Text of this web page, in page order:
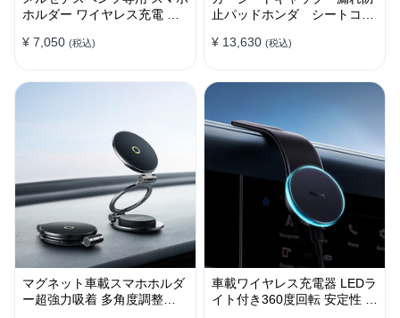
ホルダー ワイヤレス充電 吹
¥ 7,050 (税込)
止パッドホンダ シートコン
¥ 13,630 (税込)
マグネット車載スマホホルダ
ー超強力吸着 多角度調整
車載ワイヤレス充電器 LEDラ
イト付き360度回転 安定性 粘